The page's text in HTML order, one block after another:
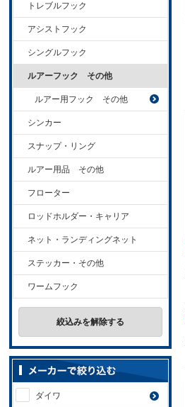
トレブルフック
アシストフック
シングルフック
ルアーフック その他
ルアー用フック その他
シンカー
スナップ・リング
ルアー用品 その他
フローター
ロッドホルダー・キャリア
ネット・ランディングネット
ステッカー・その他
ワームフック
絞込みを解除する
ダイワ